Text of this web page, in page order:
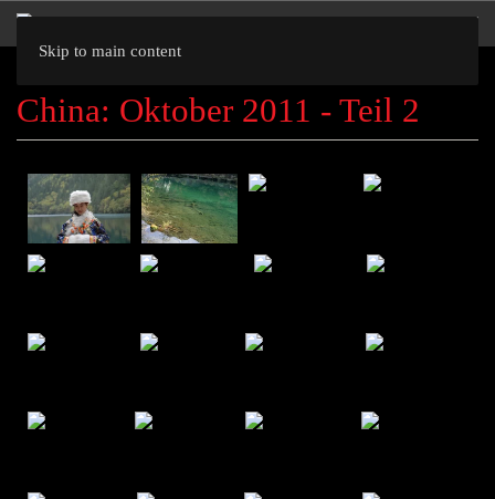
Skip to main content
China: Oktober 2011 - Teil 2